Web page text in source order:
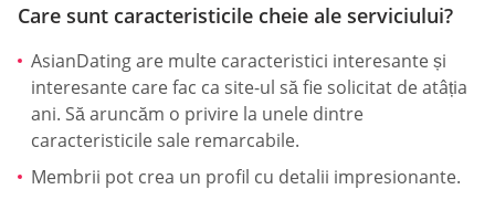
Care sunt caracteristicile cheie ale serviciului?
AsianDating are multe caracteristici interesante și
interesante care fac ca site-ul să fie solicitat de atâția
ani. Să aruncăm o privire la unele dintre
caracteristicile sale remarcabile.
Membrii pot crea un profil cu detalii impresionante.